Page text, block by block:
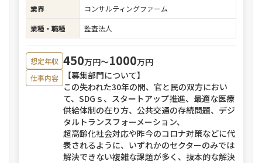
業界
コンサルティングファーム
業種・職種
監査法人
想定年収 450万円〜1000万円
仕事内容
【募集部門について】
この失われた30年の間、官と民の双方におい
て、SDGｓ、スタートアップ推進、最適な医療
供給体制の在り方、公共交通の存続問題、デジ
タルトランスフォーメーション、
超高齢化社会対応や昨今のコロナ対策などに代
表されるように、いずれかのセクターのみでは
解決できない複雑な課題が多く、抜本的な解決